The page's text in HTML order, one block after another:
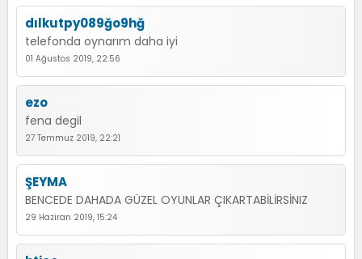
dılkutpy089ğo9hğ
telefonda oynarım daha iyi
01 Ağustos 2019, 22:56
ezo
fena degil
27 Temmuz 2019, 22:21
ŞEYMA
BENCEDE DAHADA GÜZEL OYUNLAR ÇIKARTABİLİRSİNIZ
29 Haziran 2019, 15:24